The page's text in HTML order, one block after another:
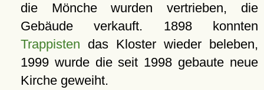
die Mönche wurden vertrieben, die
Gebäude verkauft. 1898 konnten
Trappisten das Kloster wieder beleben,
1999 wurde die seit 1998 gebaute neue
Kirche geweiht.